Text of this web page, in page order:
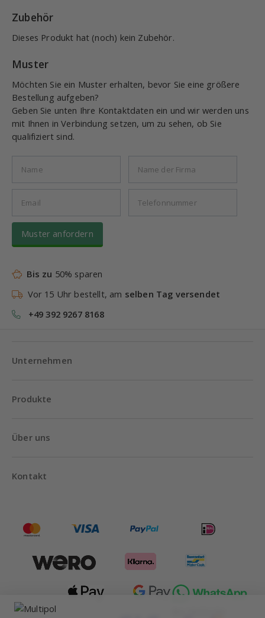
Zubehör
Dieses Produkt hat (noch) kein Zubehör.
Muster
Möchten Sie ein Muster erhalten, bevor Sie eine größere
Bestellung aufgeben?
Geben Sie unten Ihre Kontaktdaten ein und wir werden uns
mit Ihnen in Verbindung setzen, um zu sehen, ob Sie
qualifiziert sind.
Muster anfordern
Bis zu 50% sparen
Vor 15 Uhr bestellt, am selben Tag versendet
+49 392 9267 8168
Unternehmen
Produkte
Über uns
Kontakt